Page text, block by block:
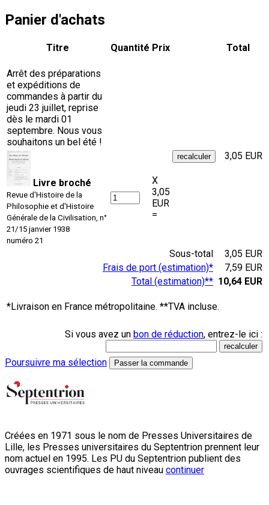
Panier d'achats
Arrêt des préparations
et expéditions de
commandes à partir du
jeudi 23 juillet, reprise
dès le mardi 01
septembre. Nous vous
souhaitons un bel été !
Titre Quantité Prix Total
Livre broché
Revue d'Histoire de la
Philosophie et d'Histoire
Générale de la Civilisation, n°
21/15 janvier 1938
numéro 21
X
3,05
EUR
=
3,05 EUR
Sous-total
3,05 EUR
Frais de port (estimation)*
7,59 EUR
Total (estimation)** 10,64 EUR
*Livraison en France métropolitaine. **TVA incluse.
Si vous avez un bon de réduction, entrez-le ici :
Poursuivre ma sélection Passer la commande
Créées en 1971 sous le nom de Presses Universitaires de
Lille, les Presses universitaires du Septentrion prennent leur
nom actuel en 1995. Les PU du Septentrion publient des
ouvrages scientifiques de haut niveau continuer